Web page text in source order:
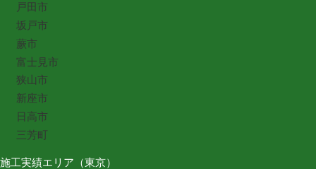
戸田市
坂戸市
蕨市
富士見市
狭山市
新座市
日高市
三芳町
施工実績エリア（東京）